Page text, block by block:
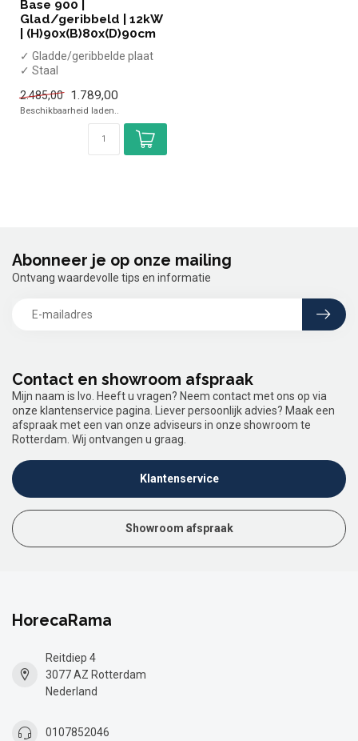
Base 900 |
Glad/geribbeld | 12kW
| (H)90x(B)80x(D)90cm
✓ Gladde/geribbelde plaat
✓ Staal
✓ 12kW vermogen
✓ 400 Volt
2.485,00 1.789,00
Beschikbaarheid laden..
Contact en showroom afspraak
Mijn naam is Ivo. Heeft u vragen? Neem contact met ons op via
onze klantenservice pagina. Liever persoonlijk advies? Maak een
afspraak met een van onze adviseurs in onze showroom te
Rotterdam. Wij ontvangen u graag.
Klantenservice
Showroom afspraak
Abonneer je op onze mailing
Ontvang waardevolle tips en informatie
HorecaRama
Reitdiep 4
3077 AZ Rotterdam
Nederland
0107852046